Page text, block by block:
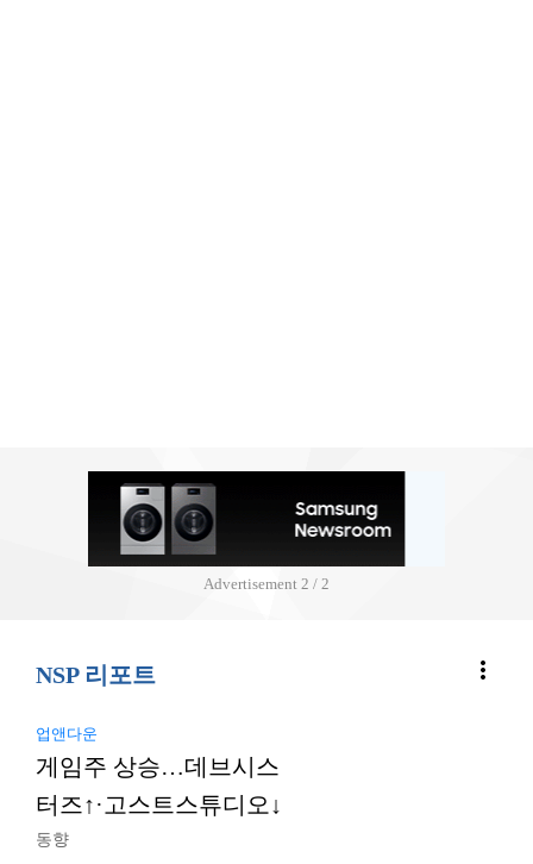
Advertisement 2 / 2
NSP 리포트 more_vert
업앤다운
게임주 상승…데브시스
터즈↑·고스트스튜디오↓
동향